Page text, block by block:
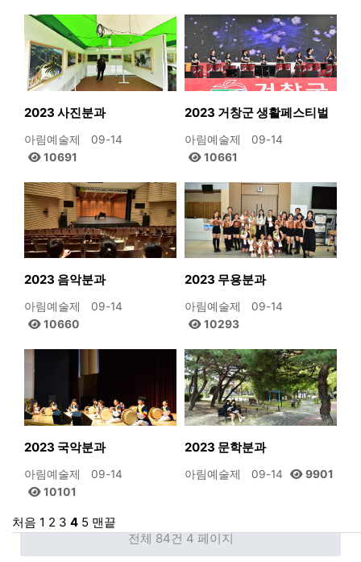
2023 사진분과
아림예술제
09-14
10691
2023 거창군 생활페스티벌
아림예술제
09-14
10661
2023 음악분과
아림예술제
09-14
10660
2023 무용분과
아림예술제
09-14
10293
2023 국악분과
아림예술제
09-14
10101
2023 문학분과
아림예술제 09-14 9901
처음 1 2 3 4 5 맨끝
전체 84건 4 페이지